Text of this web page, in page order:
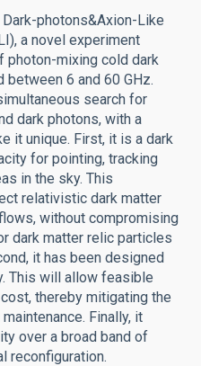
photons&Axion-Like
a novel experiment
mixing cold dark
between 6 and 60 GHz.
search for
dark photons, with a
it unique. First, it is a dark
for pointing, tracking
in the sky. This
relativistic dark matter
without compromising
dark matter relic particles
it has been designed
This will allow feasible
thereby mitigating the
Finally, it
over a broad band of
reconfiguration.